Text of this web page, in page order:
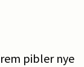
pibler nye